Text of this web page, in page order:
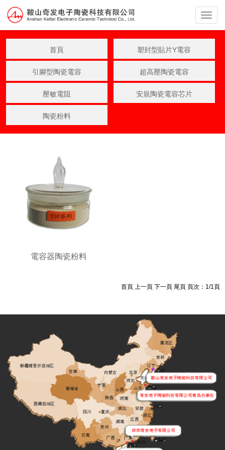
Toggle
首頁 塑封型貼片Y電容
引腳型陶瓷電容 超高壓陶瓷電容
壓敏電阻 安規陶瓷電容芯片
陶瓷粉料
電容器陶瓷粉料
首頁 上一頁 下一頁 尾頁 頁次：1/1頁